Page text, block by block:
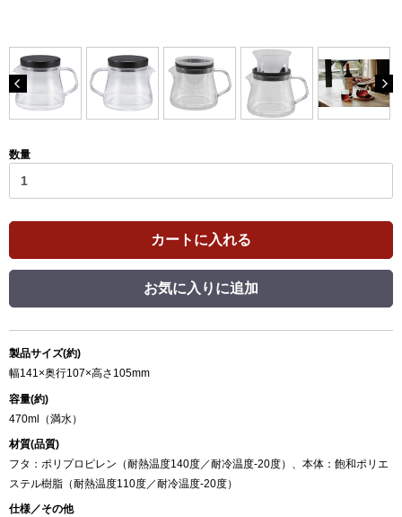
数量
カートに入れる
お気に入りに追加
製品サイズ(約)
幅141×奥行107×高さ105mm
容量(約)
470ml（満水）
材質(品質)
フタ：ポリプロピレン（耐熱温度140度／耐冷温度-20度）、本体：飽和ポリエ
ステル樹脂（耐熱温度110度／耐冷温度-20度）
仕様／その他